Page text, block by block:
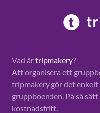
Vad ärtripmakery?
Att organisera ett
tripmakery gör det
gruppboenden. På så
kostnadsfritt.